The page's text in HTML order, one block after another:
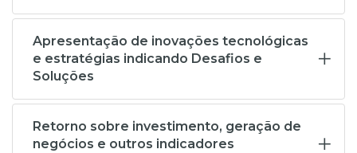
Apresentação de inovações tecnológicas
e estratégias indicando Desafios e
Soluções
Retorno sobre investimento, geração de
negócios e outros indicadores